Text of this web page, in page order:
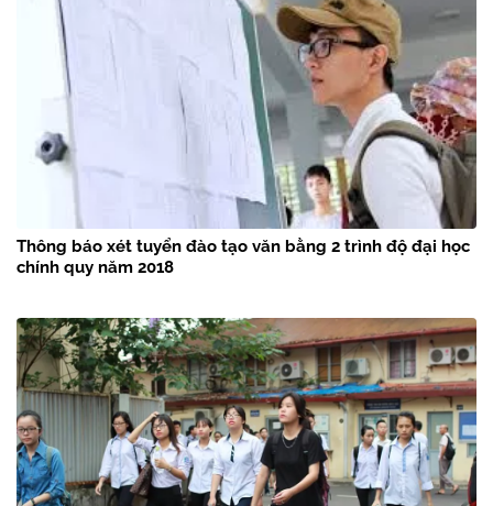
Thông báo xét tuyển đào tạo văn bằng 2 trình độ đại học
chính quy năm 2018